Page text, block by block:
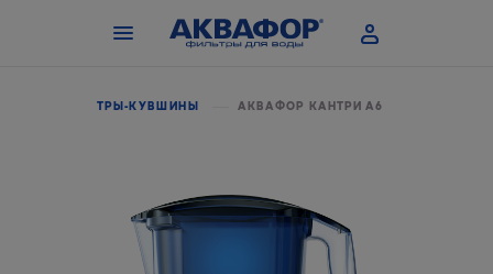
ФИЛЬТРЫ-КУВШИНЫ АКВАФОР КАНТРИ А6